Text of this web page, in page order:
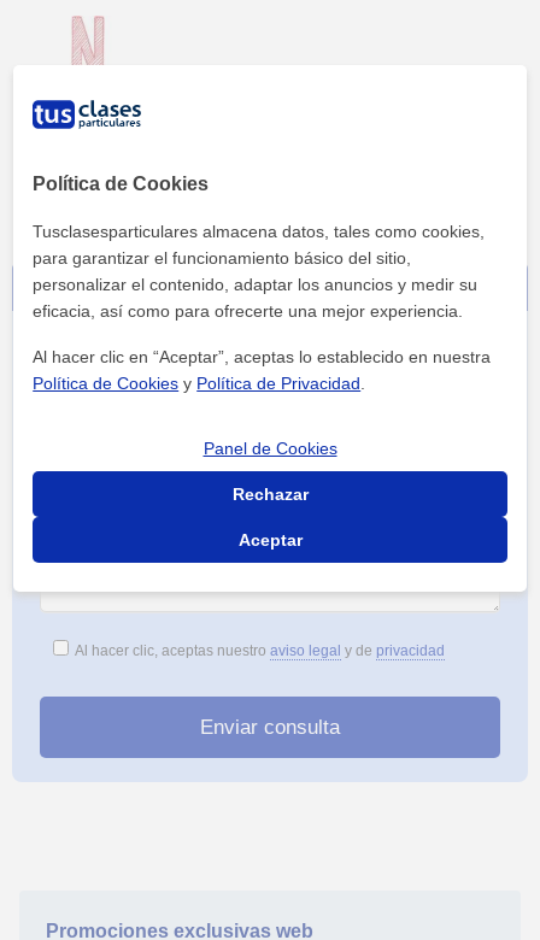
Contacta sin compromiso
Al hacer clic, aceptas nuestro aviso legal y de privacidad
Promociones exclusivas web
Política de Cookies
Tusclasesparticulares almacena datos, tales como cookies,
para garantizar el funcionamiento básico del sitio,
personalizar el contenido, adaptar los anuncios y medir su
eficacia, así como para ofrecerte una mejor experiencia.
Al hacer clic en “Aceptar”, aceptas lo establecido en nuestra
Política de Cookies y Política de Privacidad
Panel de Cookies
Rechazar
Aceptar